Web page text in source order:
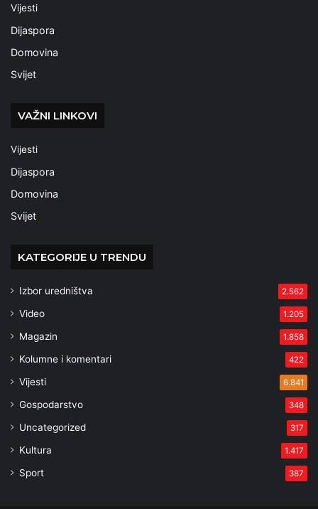
Vijesti
Dijaspora
Domovina
Svijet
VAŽNI LINKOVI
Vijesti
Dijaspora
Domovina
Svijet
KATEGORIJE U TRENDU
Izbor uredništva 2.562
Video 1.205
Magazin 1.858
Kolumne i komentari 422
Vijesti 6.841
Gospodarstvo 348
Uncategorized 317
Kultura 1.417
Sport 387